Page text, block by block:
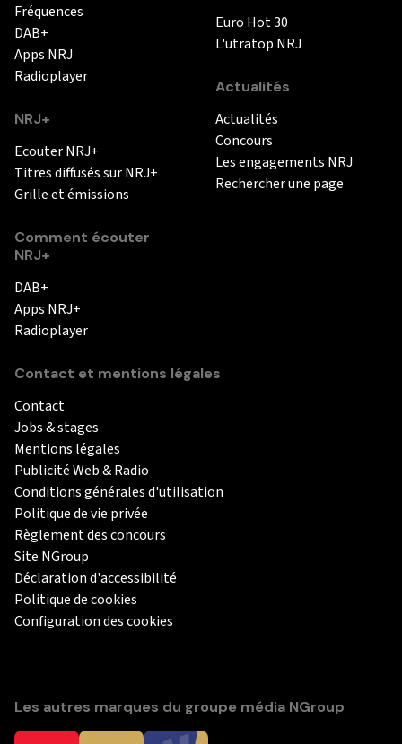
Fréquences
DAB+
Apps NRJ
Radioplayer
NRJ+
Ecouter NRJ+
Titres diffusés sur NRJ+
Grille et émissions
Comment écouter
NRJ+
DAB+
Apps NRJ+
Radioplayer
Euro Hot 30
L'utratop NRJ
Actualités
Actualités
Concours
Les engagements NRJ
Rechercher une page
Contact et mentions légales
Contact
Jobs & stages
Mentions légales
Publicité Web & Radio
Conditions générales d'utilisation
Politique de vie privée
Règlement des concours
Site NGroup
Déclaration d'accessibilité
Politique de cookies
Configuration des cookies
Les autres marques du groupe média NGroup